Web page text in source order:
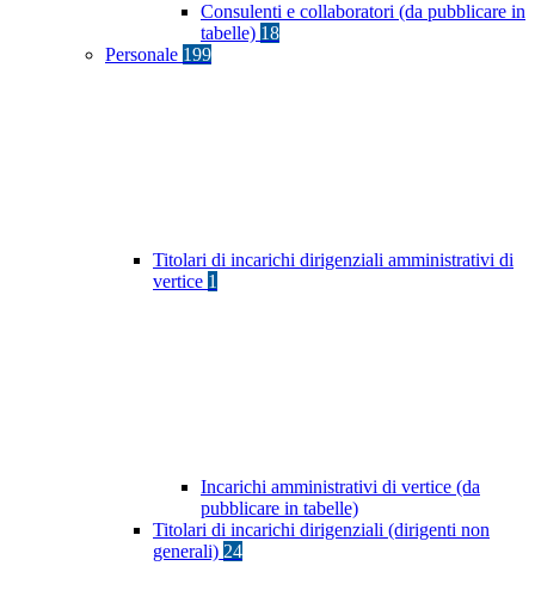
Consulenti e collaboratori (da pubblicare in
tabelle) 18
Personale 199
Titolari di incarichi dirigenziali amministrativi di
vertice 1
Incarichi amministrativi di vertice (da
pubblicare in tabelle)
Titolari di incarichi dirigenziali (dirigenti non
generali) 24